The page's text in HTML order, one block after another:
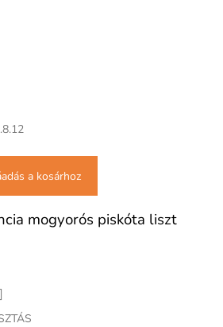
a kosárhoz
mogyorós piskóta liszt